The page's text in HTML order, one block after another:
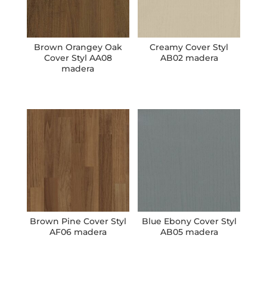
Brown Orangey Oak
Cover Styl AA08
madera
Creamy Cover Styl
AB02 madera
Brown Pine Cover Styl
AF06 madera
Blue Ebony Cover Styl
AB05 madera